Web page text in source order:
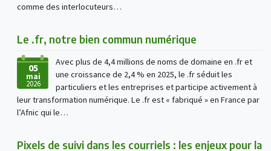
comme des interlocuteurs…
Le .fr, notre bien commun numérique
05
mai
2026
Avec plus de 4,4 millions de noms de domaine en .fr et
une croissance de 2,4 % en 2025, le .fr séduit les
particuliers et les entreprises et participe activement à
leur transformation numérique. Le .fr est « fabriqué » en France par
l’Afnic qui le…
Pixels de suivi dans les courriels : les enjeux pour la